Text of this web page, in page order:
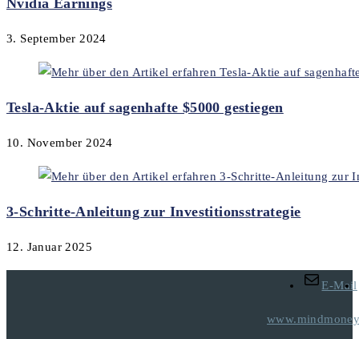
3. September 2024
Tesla-Aktie auf sagenhafte $5000 gestiegen
10. November 2024
3-Schritte-Anleitung zur Investitionsstrategie
12. Januar 2025
E-Mail